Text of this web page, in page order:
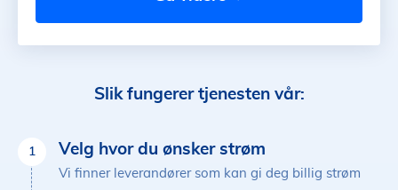
Slik fungerer tjenesten vår:
1 Velg hvor du ønsker strøm
Vi finner leverandører som kan gi deg billig strøm